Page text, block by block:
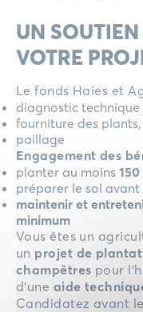
UN
VOTRE
Le fonds Haies et
diagnostic technique
fourniture des
paillage
Engagement des
planter au moins
préparer le sol
maintenir et
minimum
Vous êtes un
un projet de
champêtres pour
d’une aide
Candidatez avant